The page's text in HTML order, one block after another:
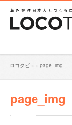
ロコタビ » » page_img
page_img